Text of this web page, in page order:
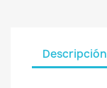
Descripción